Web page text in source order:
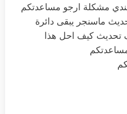
مشكلة ارجو مساعدتكم
ماسنجر يبقى دائرة
تحديث كيف احل هذا